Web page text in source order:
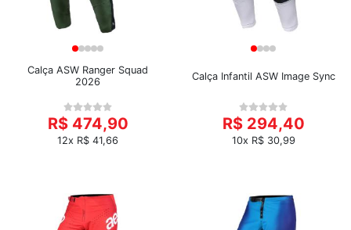
Calça ASW Ranger Squad
2026
R$ 474,90
12x R$ 41,66
Calça Infantil ASW Image Sync
R$ 294,40
10x R$ 30,99